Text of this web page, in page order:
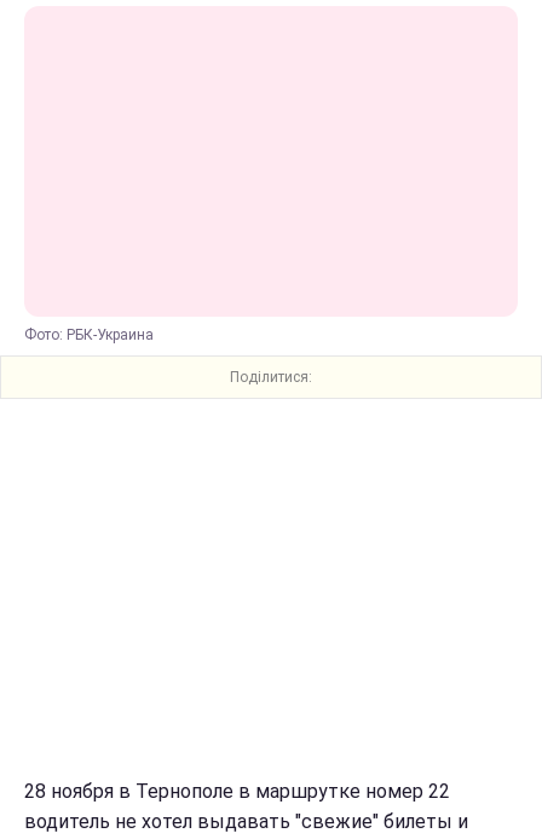
Фото: РБК-Украина
Поділитися:
28 ноября в Тернополе в маршрутке номер 22
водитель не хотел выдавать "свежие" билеты и